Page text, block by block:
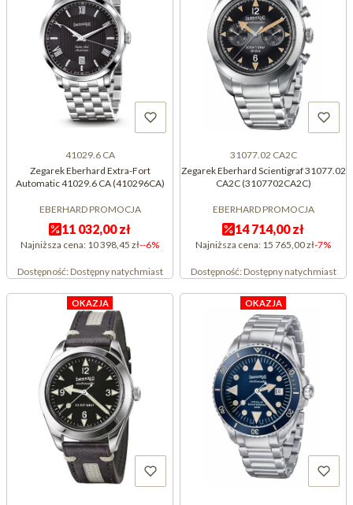
41029.6 CA
Zegarek Eberhard Extra-Fort
Automatic 41029.6 CA (410296CA)
EBERHARD PROMOCJA
11 032,00 zł
Najniższa cena: 10 398,45 zł--6%
Dostępność:Dostępny natychmiast
31077.02 CA2C
Zegarek Eberhard Scientigraf 31077.02
CA2C (3107702CA2C)
EBERHARD PROMOCJA
14 714,00 zł
Najniższa cena: 15 765,00 zł-7%
Dostępność:Dostępny natychmiast
OKAZJA OKAZJA